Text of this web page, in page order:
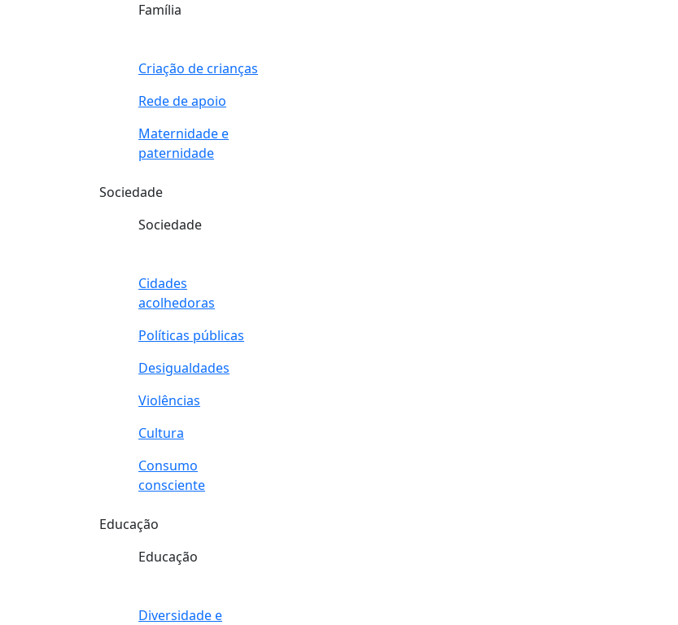
Família
Criação de crianças
Rede de apoio
Maternidade e
paternidade
Sociedade
Sociedade
Cidades
acolhedoras
Políticas públicas
Desigualdades
Violências
Cultura
Consumo
consciente
Educação
Educação
Diversidade e